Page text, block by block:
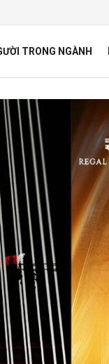
TRONG NGÀNH